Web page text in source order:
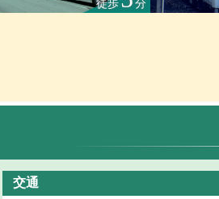
徒歩 分
交通